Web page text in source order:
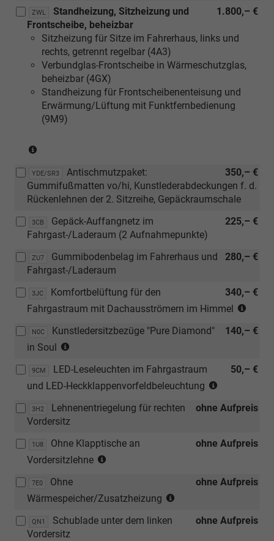
ZWL 1.800,– €
Standheizung, Sitzheizung und
Frontscheibe, beheizbar
Sitzheizung für Sitze im Fahrerhaus, links und
rechts, getrennt regelbar (4A3)
Verbundglas-Frontscheibe in Wärmeschutzglas,
beheizbar (4GX)
Standheizung für Frontscheibenenteisung und
Erwärmung/Lüftung mit Funktfernbedienung
(9M9)
Verbindung
mit
TDI
und
[7E0]
Ohne
Wärmespeicher/Zusatzheizung)
YDE/SR3 350,– €
Antischmutzpaket:
Gummifußmatten vo/hi, Kunstlederabdeckungen f. d.
Rückenlehnen der 2. Sitzreihe, Gepäckraumschale
3CB 225,– €
Gepäck-Auffangnetz im
Fahrgast-/Laderaum (2 Aufnahmepunkte)
ZU7 280,– €
Gummibodenbelag im Fahrerhaus und
Fahrgast-/Laderaum
3JC 340,– €
Komfortbelüftung für den
Fahrgastraum mit Dachausströmern im Himmel
[3CT]
2
hinter
N0C 140,– €
Kunstledersitzbezüge "Pure Diamond"
in Soul
Verbindung
mit
Türverkleidung
Kunsstoff
Inser,
Armauflage
und
Mittelarmlehne
in
9CM 50,– €
LED-Leseleuchten im Fahrgastraum
und LED-Heckklappenvorfeldbeleuchtung
Verbindung
[3RE]
3H2 ohne Aufpreis
Lehnenentriegelung für rechten
Vordersitz
1U8 ohne Aufpreis
Ohne Klapptische an
Vordersitzlehne
mit
Kunstledersitzbezüge
7E0 ohne Aufpreis
Ohne
Wärmespeicher/Zusatzheizung
QN1 ohne Aufpreis
Schublade unter dem linken
Vordersitz